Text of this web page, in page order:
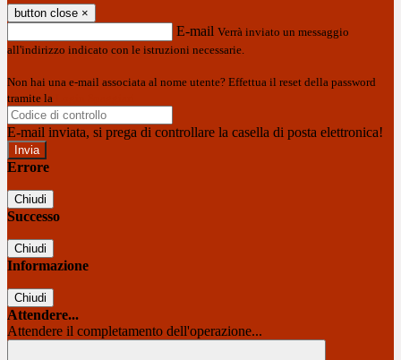
button close ×
E-mail Verrà inviato un messaggio
all'indirizzo indicato con le istruzioni necessarie.
Non hai una e-mail associata al nome utente? Effettua il reset della password
tramite la
E-mail inviata, si prega di controllare la casella di posta elettronica!
Errore
Chiudi
Successo
Chiudi
Informazione
Chiudi
Attendere...
Attendere il completamento dell'operazione...